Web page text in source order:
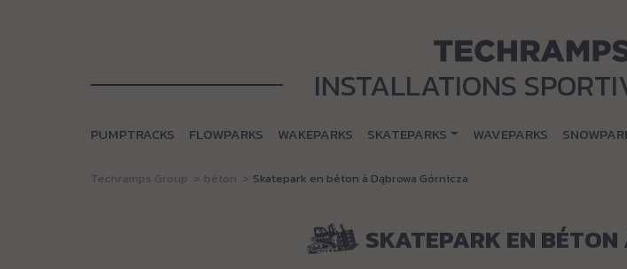
INSTALLATIONS
PUMPTRACKS FLOWPARKS WAKEPARKS SKATEPARKS WAVEPARKS
Techramps Group béton Skatepark en béton à Dąbrowa Górnicza
SKATEPARK EN